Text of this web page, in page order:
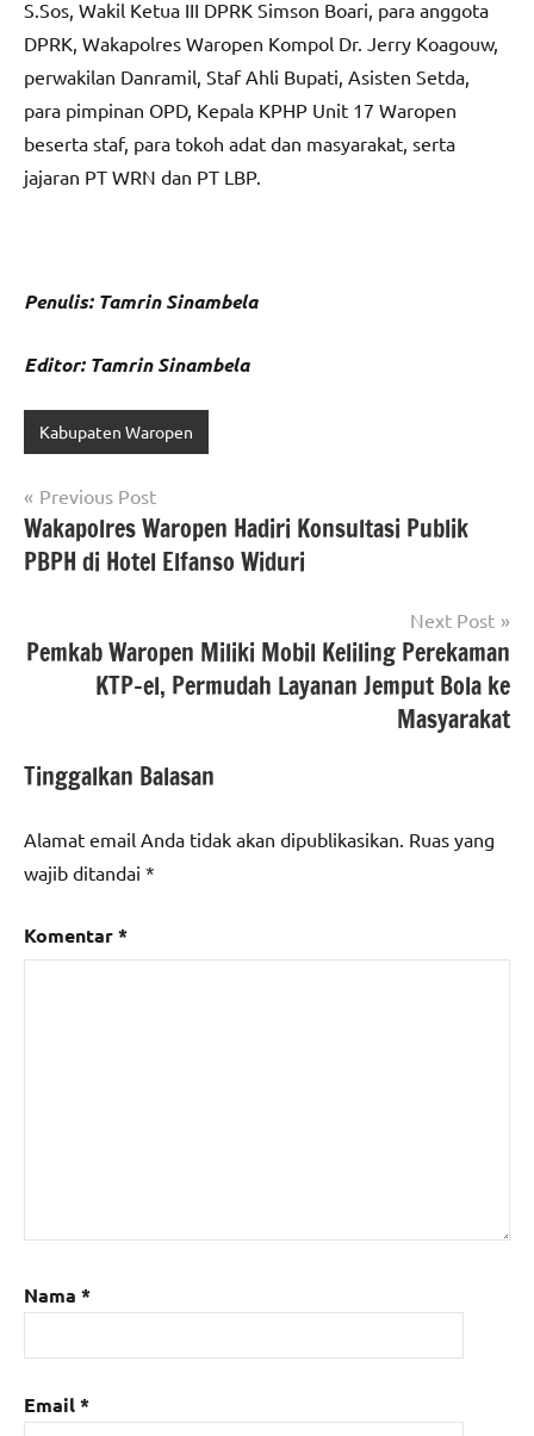
S.Sos, Wakil Ketua III DPRK Simson Boari, para anggota
DPRK, Wakapolres Waropen Kompol Dr. Jerry Koagouw,
perwakilan Danramil, Staf Ahli Bupati, Asisten Setda,
para pimpinan OPD, Kepala KPHP Unit 17 Waropen
beserta staf, para tokoh adat dan masyarakat, serta
jajaran PT WRN dan PT LBP.
Penulis: Tamrin Sinambela
Editor: Tamrin Sinambela
Kabupaten Waropen
Navigasi
pos
Previous Post
Wakapolres Waropen Hadiri Konsultasi Publik
PBPH di Hotel Elfanso Widuri
Next Post
Pemkab Waropen Miliki Mobil Keliling Perekaman
KTP-el, Permudah Layanan Jemput Bola ke
Masyarakat
Tinggalkan Balasan
Alamat email Anda tidak akan dipublikasikan. Ruas yang
wajib ditandai *
Komentar*
Nama *
Email*